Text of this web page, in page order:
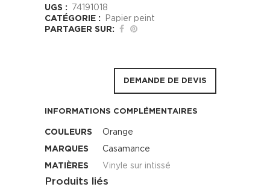
UGS :
74191018
CATÉGORIE :
Papier peint
PARTAGER SUR:
DEMANDE DE DEVIS
INFORMATIONS COMPLÉMENTAIRES
COULEURS
Orange
MARQUES
Casamance
MATIÈRES
Vinyle sur intissé
Produits liés